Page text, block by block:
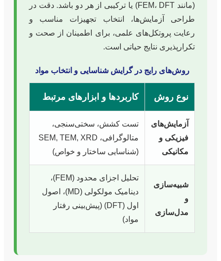
(مانند FEM، DFT) یا ترکیبی از هر دو باشد. دقت در
طراحی آزمایش‌ها، انتخاب تجهیزات مناسب و
رعایت پروتکل‌های علمی، برای اطمینان از صحت و
تکرارپذیری نتایج حیاتی است.
روش‌های رایج در گرایش شناسایی و انتخاب مواد
نوع روش کاربردها و ابزارهای مرتبط
آزمایش‌های
فیزیکی و
مکانیکی
تست کشش، سختی‌سنجی،
متالوگرافی، SEM, TEM, XRD
(شناسایی ساختار و خواص)
شبیه‌سازی
و
مدل‌سازی
تحلیل اجزای محدود (FEM)،
دینامیک مولکولی (MD)، اصول
اول (DFT) (پیش‌بینی رفتار
مواد)